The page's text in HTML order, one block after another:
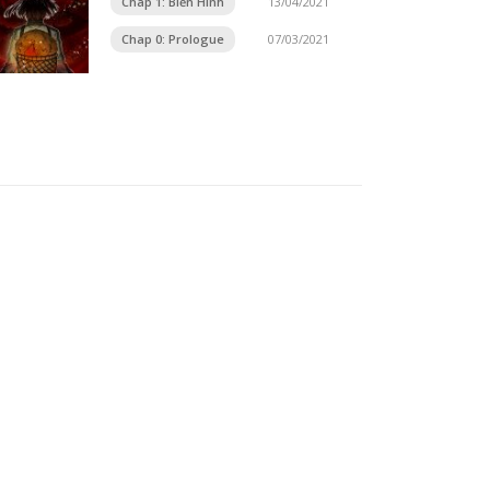
Chap 0: Prologue 07/03/2021